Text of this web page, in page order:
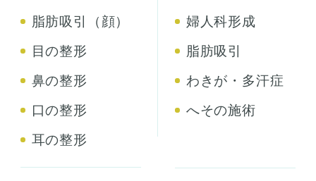
脂肪吸引（顔）
目の整形
鼻の整形
口の整形
耳の整形
婦人科形成
脂肪吸引
わきが・多汗症
へその施術